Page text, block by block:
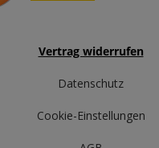
Vertrag widerrufen
Datenschutz
Cookie-Einstellungen